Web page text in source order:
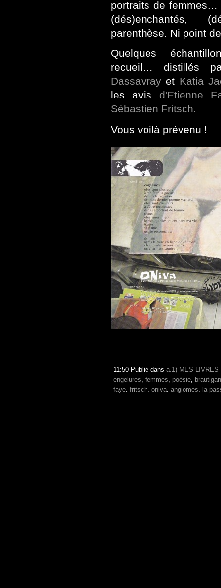
portraits de femmes…
(dés)enchantés,
parenthèse. Ni point
Quelques
recueil… distillés
Dassavray et Katia
les avis d'Etienne
Sébastien Fritsch.
Vous voilà prévenu !
11:50 Publié dans a.1) MES LIVRES
engelures, femmes, poésie, brautigan
faye, fritsch, oniva, angiomes, la